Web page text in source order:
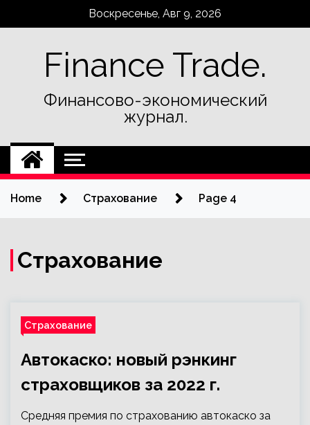
Воскресенье, Авг 9, 2026
Finance Trade.
Финансово-экономический
журнал.
Home Страхование Page 4
Страхование
Страхование
Автокаско: новый рэнкинг
страховщиков за 2022 г.
Средняя премия по страхованию автокаско за